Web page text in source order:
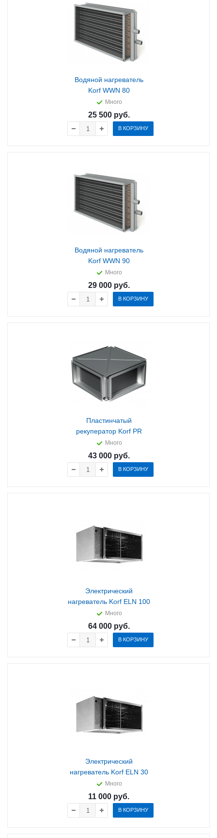
Водяной нагреватель
Korf WWN 80
Много
25 500руб.
В КОРЗИНУ
Водяной нагреватель
Korf WWN 90
Много
29 000руб.
В КОРЗИНУ
Пластинчатый
рекуператор Korf PR
Много
43 000руб.
В КОРЗИНУ
Электрический
нагреватель Korf ELN 100
Много
64 000руб.
В КОРЗИНУ
Электрический
нагреватель Korf ELN 30
Много
11 000 руб.
В КОРЗИНУ